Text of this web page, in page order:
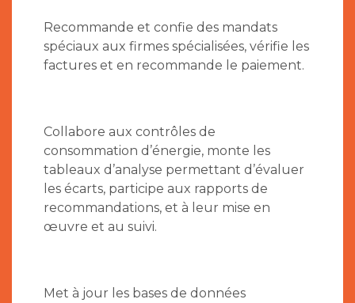
Recommande et confie des mandats
spéciaux aux firmes spécialisées, vérifie les
factures et en recommande le paiement.
Collabore aux contrôles de
consommation d’énergie, monte les
tableaux d’analyse permettant d’évaluer
les écarts, participe aux rapports de
recommandations, et à leur mise en
œuvre et au suivi.
Met à jour les bases de données